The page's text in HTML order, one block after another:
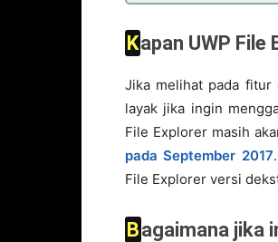
Kapan UWP
Jika melihat pada fitur
layak jika ingin
File Explorer masih
pada September 2017
File Explorer versi
Bagaimana